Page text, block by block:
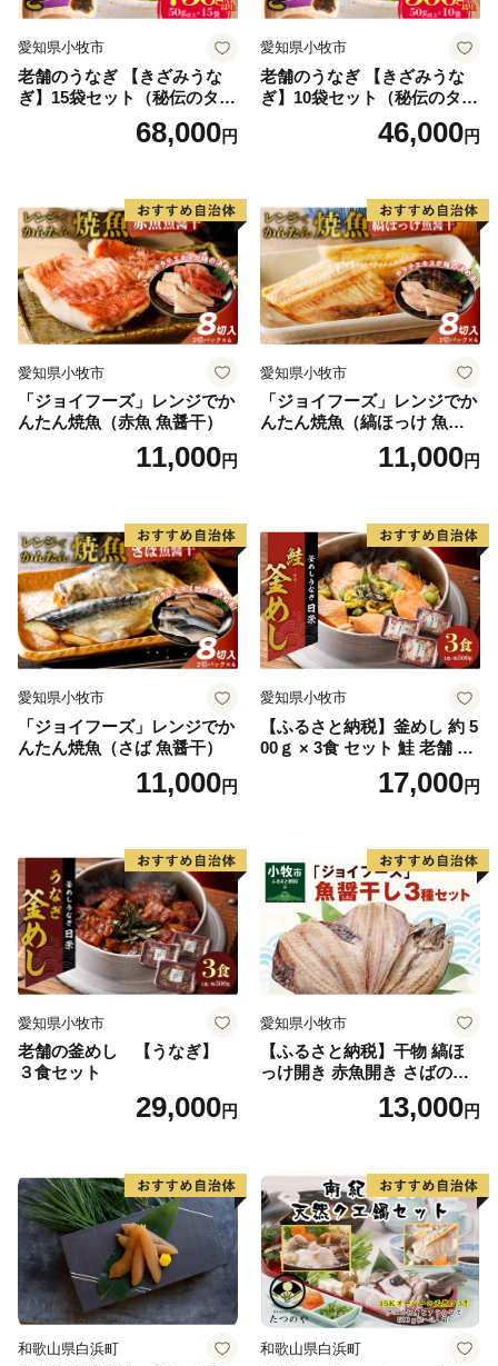
愛知県小牧市
老舗のうなぎ 【きざみうな
ぎ】15袋セット（秘伝のタレ
68,000円
愛知県小牧市
老舗のうなぎ 【きざみうな
ぎ】10袋セット（秘伝のタレ
46,000円
愛知県小牧市
「ジョイフーズ」レンジでか
んたん焼魚（赤魚 魚醤干）
11,000円
愛知県小牧市
「ジョイフーズ」レンジでか
んたん焼魚（縞ほっけ 魚醤
11,000円
愛知県小牧市
「ジョイフーズ」レンジでか
んたん焼魚（さば 魚醤干）
11,000円
愛知県小牧市
【ふるさと納税】釜めし 約 5
00ｇ × 3食 セット 鮭 老舗 急
速冷凍 レンチン 時短 簡単調
理 食品 加工品 海鮮 手作り
り寄せグルメ 愛知県 小牧市
送料無料
17,000円
愛知県小牧市
老舗の釜めし 【うなぎ】
３食セット
29,000円
愛知県小牧市
【ふるさと納税】干物 縞ほ
っけ開き 赤魚開き さばの開
き 魚醤干し 3種 セット 詰め
合わせ 魚 おかず 肉厚 おいし
取り寄せグルメ 魚醤 ナンプ
ラー 愛知県 小牧市 冷凍 送料
無料
13,000円
和歌山県白浜町 和歌山県白浜町